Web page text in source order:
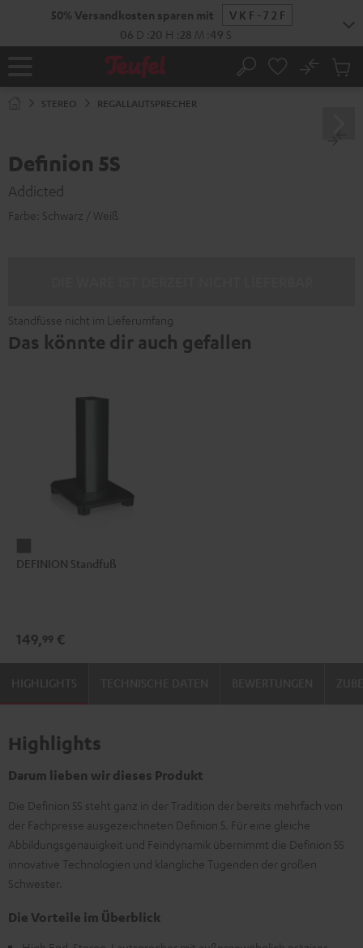
50% Versandkosten sparen mit
VKF-72F
06 D 20 H 28 M 48 S
Startseite Suche
No
STEREO REGALLAUTSPRECHER
Definion 5S
Addicted
Farbe: Schwarz / Weiß
Standfüsse nicht im Lieferumfang
Das könnte dir auch gefallen
Standfuß
DEFINION Standfuß
149,99 €
HIGHLIGHTS
Highlights
Darum lieben wir dieses Produkt
Die Definion 5S steht ganz in der Tradition der bereits mehrfach von
der Fachpresse ausgezeichneten Definion 5. Für eine gleiche
Abbildungsgenauigkeit und Feindynamik übernimmt die Definion 5S
innovative Technologien und klangliche Tugenden der großen
Schwester.
Die Vorteile im Überblick